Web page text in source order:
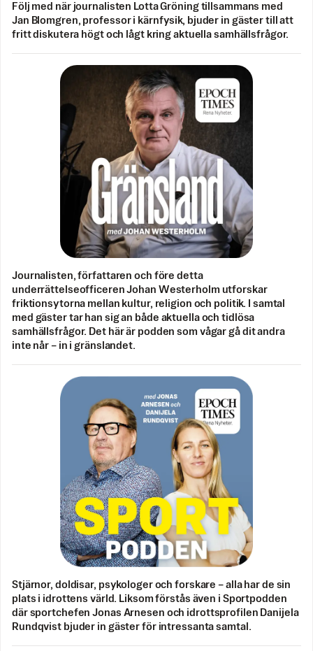
Följ med när journalisten Lotta Gröning tillsammans med
Jan Blomgren, professor i kärnfysik, bjuder in gäster till att
fritt diskutera högt och lågt kring aktuella samhällsfrågor.
Journalisten, författaren och före detta
underrättelseofficeren Johan Westerholm utforskar
friktionsytorna mellan kultur, religion och politik. I samtal
med gäster tar han sig an både aktuella och tidlösa
samhällsfrågor. Det här är podden som vågar gå dit andra
inte når – in i gränslandet.
Stjärnor, doldisar, psykologer och forskare – alla har de sin
plats i idrottens värld. Liksom förstås även i Sportpodden
där sportchefen Jonas Arnesen och idrottsprofilen Danijela
Rundqvist bjuder in gäster för intressanta samtal.